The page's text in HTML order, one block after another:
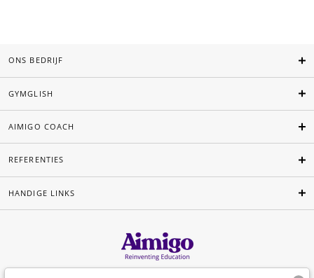
ONS BEDRIJF
GYMGLISH
AIMIGO COACH
REFERENTIES
HANDIGE LINKS